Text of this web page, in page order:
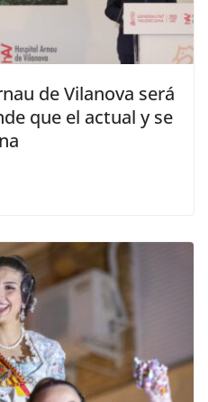
de Vilanova será
que el actual y se